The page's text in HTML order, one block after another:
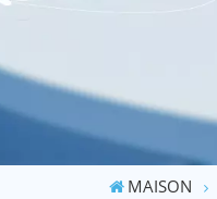
MAISON